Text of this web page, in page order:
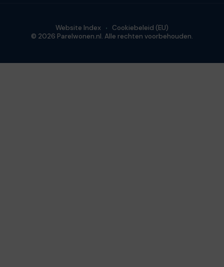
© 2026 Parelwonen.nl. Alle rechten voorbehouden.
Website Index Cookiebeleid (EU)